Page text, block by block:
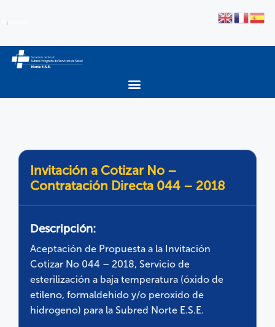
Invitación a Cotizar No –
Contratación Directa 044 – 2018
Descripción:
Aceptación de Propuesta a la Invitación
Cotizar No 044 – 2018, Servicio de
esterilización a baja temperatura (óxido de
etileno, formaldehido y/o peroxido de
hidrogeno) para la Subred Norte E.S.E.